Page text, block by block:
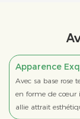
Apparence
Avec sa base rose
en forme de cœur
allie attrait